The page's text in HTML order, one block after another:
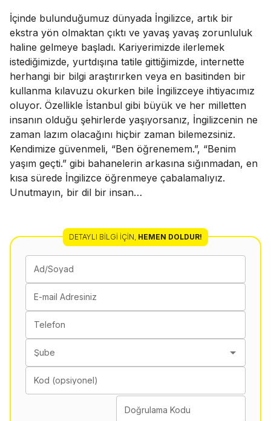
İçinde bulunduğumuz dünyada İngilizce, artık bir
ekstra yön olmaktan çıktı ve yavaş yavaş zorunluluk
haline gelmeye başladı. Kariyerimizde ilerlemek
istediğimizde, yurtdışına tatile gittiğimizde, internette
herhangi bir bilgi araştırırken veya en basitinden bir
kullanma kılavuzu okurken bile İngilizceye ihtiyacımız
oluyor. Özellikle İstanbul gibi büyük ve her milletten
insanın olduğu şehirlerde yaşıyorsanız, İngilizcenin ne
zaman lazım olacağını hiçbir zaman bilemezsiniz.
Kendimize güvenmeli, “Ben öğrenemem.”, “Benim
yaşım geçti.” gibi bahanelerin arkasına sığınmadan, en
kısa sürede İngilizce öğrenmeye çabalamalıyız.
Unutmayın, bir dil bir insan…
DETAYLI BILGI İÇIN, HEMEN DOLDUR!
Ad/Soyad
E-mail Adresiniz
Telefon
Şube
Kod (opsiyonel)
Doğrulama Kodu